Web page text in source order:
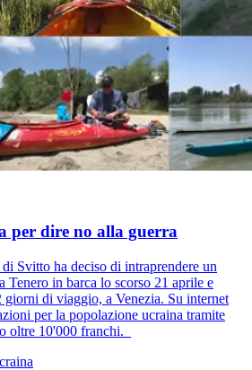
per dire no alla guerra
Svitto ha deciso di intraprendere un
Tenero in barca lo scorso 21 aprile e
di viaggio, a Venezia. Su internet
per la popolazione ucraina tramite
oltre 10'000 franchi.